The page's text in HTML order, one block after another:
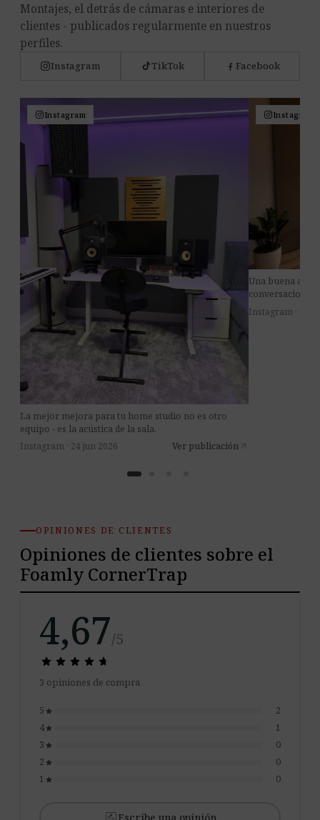
Montajes, el detrás de cámaras e interiores de
clientes - publicados regularmente en nuestros
perfiles.
Instagram TikTok Facebook
Instagram
Instagram · 24 jun 2026 Ver publicación arrow_outward
La mejor mejora para tu home studio no es otro
equipo - es la acústica de la sala.
Instagram
Instagram · 8 jul
Una buena
conversaciones
OPINIONES DE CLIENTES
Opiniones de clientes sobre el
Foamly CornerTrap
4,67/5
star star star star star
star star star star star
3 opiniones de compra
5 star
2
4 star
1
3 star
0
2 star
0
1 star 0